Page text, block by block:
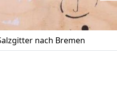
nach Bremen